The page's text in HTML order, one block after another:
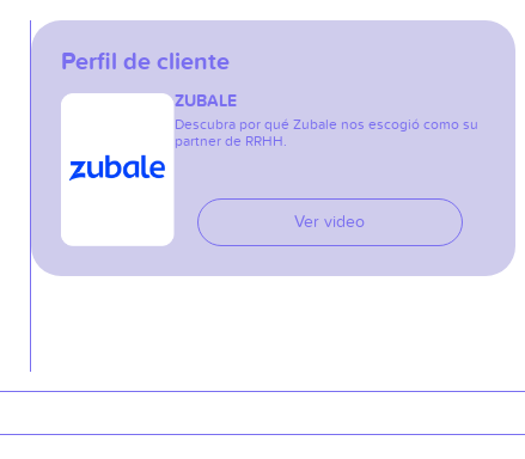
Perfil de cliente
ZUBALE
Descubra por qué Zubale nos escogió como su
partner de RRHH.
Ver video